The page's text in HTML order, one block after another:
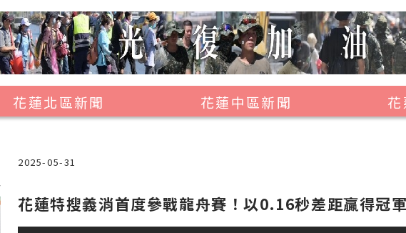
花蓮北區新聞
吉安鄉
秀林鄉
花蓮中區新聞
光復鄉
2025-05-31
花蓮特搜義消首度參戰龍舟賽！以0.16秒差距贏得冠